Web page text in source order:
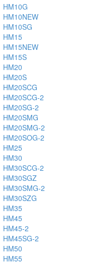
HM10G
HM10NEW
HM10SG
HM15
HM15NEW
HM15S
HM20
HM20S
HM20SCG
HM20SCG-2
HM20SG-2
HM20SMG
HM20SMG-2
HM20SOG-2
HM25
HM30
HM30SCG-2
HM30SGZ
HM30SMG-2
HM30SZG
HM35
HM45
HM45-2
HM45SG-2
HM50
HM55